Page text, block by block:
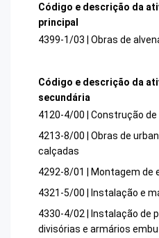
Código e descrição da
principal
4399-1/03 | Obras de
Código e descrição da
secundária
4120-4/00 | Construção
4213-8/00 | Obras de
calçadas
4292-8/01 | Montagem
4321-5/00 | Instalação e
4330-4/02 | Instalação de
divisórias e armários